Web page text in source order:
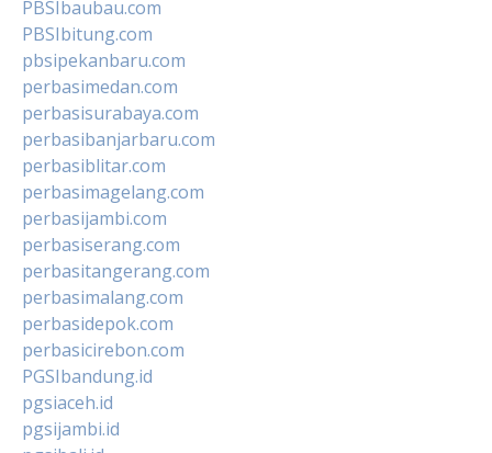
PBSIbaubau.com
PBSIbitung.com
pbsipekanbaru.com
perbasimedan.com
perbasisurabaya.com
perbasibanjarbaru.com
perbasiblitar.com
perbasimagelang.com
perbasijambi.com
perbasiserang.com
perbasitangerang.com
perbasimalang.com
perbasidepok.com
perbasicirebon.com
PGSIbandung.id
pgsiaceh.id
pgsijambi.id